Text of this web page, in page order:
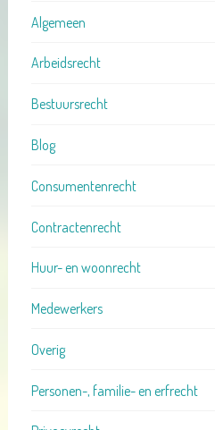
Algemeen
Arbeidsrecht
Bestuursrecht
Blog
Consumentenrecht
Contractenrecht
Huur- en woonrecht
Medewerkers
Overig
Personen-, familie- en erfrecht